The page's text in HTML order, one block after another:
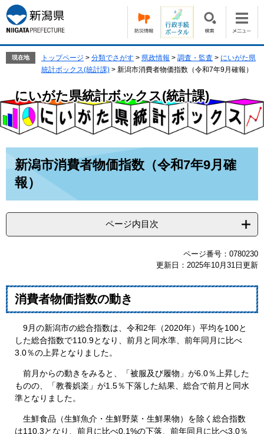
ー
ジ
の
す。
ニ
ュ
ー
て
本
文
現在地 トップページ > 分類でさがす > 県政情報 > 調査・監査 > にいがた県
統計ボックス(統計課) > 新潟市消費者物価指数（令和7年9月確報）
にいがた県統計ボックス(統計課)
新潟市消費者物価指数（令和7年9月確
報）
ページ内目次
ページ番号：0780230
更新日：2025年10月31日更新
消費者物価指数の動き
9月の新潟市の総合指数は、令和2年（2020年）平均を100と
した総合指数で110.9となり、前月と同水準、前年同月に比べ
3.0％の上昇となりました。
前月からの動きをみると、「被服及び履物」が6.0％上昇した
ものの、「教養娯楽」が1.5％下落した結果、総合で前月と同水
準となりました。​
生鮮食品（生鮮魚介・生鮮野菜・生鮮果物）を除く総合指数
は110.3となり、前月に比べ0.1%の下落、前年同月に比べ3.0％